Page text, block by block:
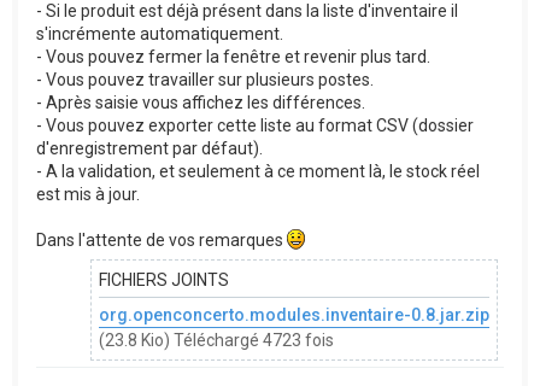
- Si le produit est déjà présent dans la liste d'inventaire il
s'incrémente automatiquement.
- Vous pouvez fermer la fenêtre et revenir plus tard.
- Vous pouvez travailler sur plusieurs postes.
- Après saisie vous affichez les différences.
- Vous pouvez exporter cette liste au format CSV (dossier
d'enregistrement par défaut).
- A la validation, et seulement à ce moment là, le stock réel
est mis à jour.
Dans l'attente de vos remarques
FICHIERS JOINTS
org.openconcerto.modules.inventaire-0.8.jar.zip
(23.8 Kio) Téléchargé 4723 fois